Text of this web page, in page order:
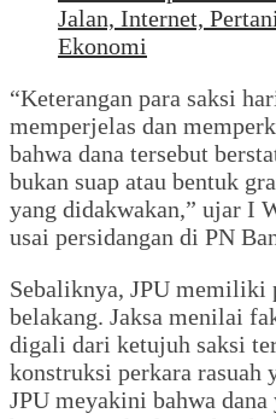
Jalan, Internet,
Ekonomi
“Keterangan para saksi
memperjelas dan
bahwa dana tersebut
bukan suap atau bentuk
yang didakwakan,” ujar I
usai persidangan di PN
Sebaliknya, JPU memiliki
belakang. Jaksa menilai
digali dari ketujuh saksi
konstruksi perkara rasuah
JPU meyakini bahwa